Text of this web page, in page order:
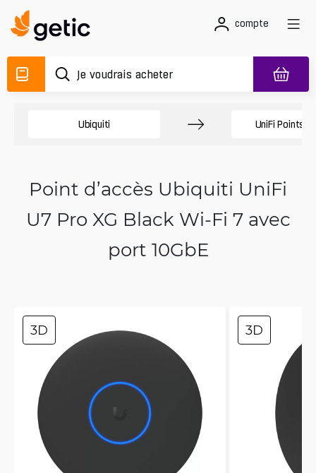
compte
Ubiquiti UniFi Points
Point d’accès Ubiquiti UniFi
U7 Pro XG Black Wi-Fi 7 avec
port 10GbE
3D 3D